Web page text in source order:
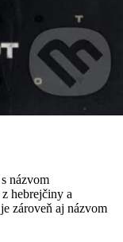
názvom
hebrejčiny a
zároveň aj názvom